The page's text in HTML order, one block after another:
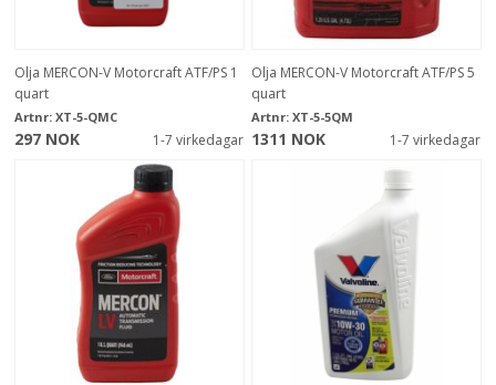
Olja MERCON-V Motorcraft ATF/PS 1
quart
Artnr: XT-5-QMC
297 NOK 1-7 virkedagar
Olja MERCON-V Motorcraft ATF/PS 5
quart
Artnr: XT-5-5QM
1311 NOK 1-7 virkedagar